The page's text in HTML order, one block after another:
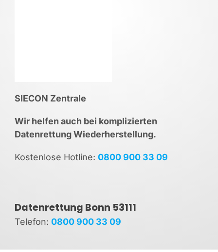
SIECON Zentrale
Wir helfen auch bei komplizierten
Datenrettung Wiederherstellung.
Kostenlose Hotline: 0800 900 33 09
Datenrettung Bonn 53111
Telefon: 0800 900 33 09